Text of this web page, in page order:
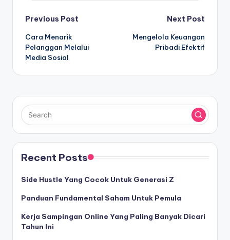
Post
navigation
Previous Post
Cara Menarik
Pelanggan Melalui
Media Sosial
Next Post
Mengelola Keuangan
Pribadi Efektif
Recent Posts
Side Hustle Yang Cocok Untuk Generasi Z
Panduan Fundamental Saham Untuk Pemula
Kerja Sampingan Online Yang Paling Banyak Dicari
Tahun Ini